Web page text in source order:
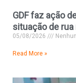
GDF faz ação
situação de
05/08/2026
Read More »